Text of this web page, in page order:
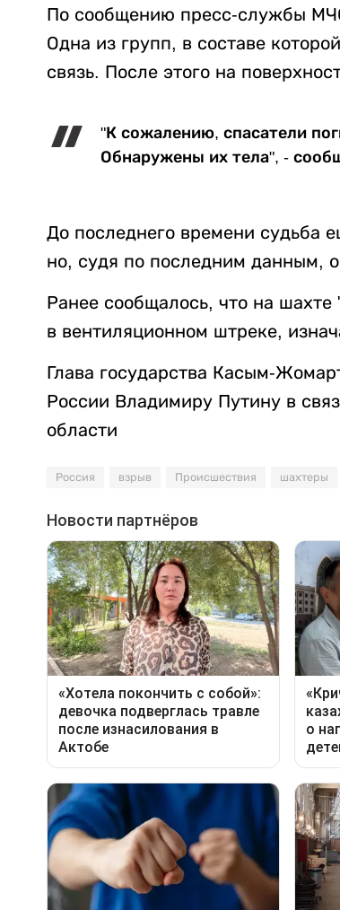
По сообщению пресс-службы
Одна из групп, в составе
связь. После этого на
"К сожалению, спасатели
Обнаружены их тела", -
До последнего времени судьба
но, судя по последним данным,
Ранее сообщалось, что на
в вентиляционном штреке,
Глава государства Касым-
России Владимиру Путину в
области
Россия взрыв Происшествия шахтеры